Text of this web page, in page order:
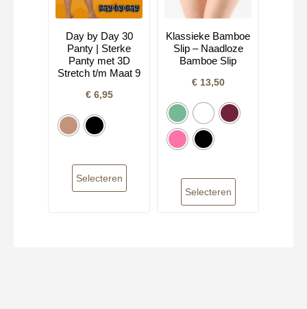
Day by Day 30
Panty | Sterke
Panty met 3D
Stretch t/m Maat 9
€6,95
Selecteren
Klassieke Bamboe
Slip – Naadloze
Bamboe Slip
€13,50
Selecteren